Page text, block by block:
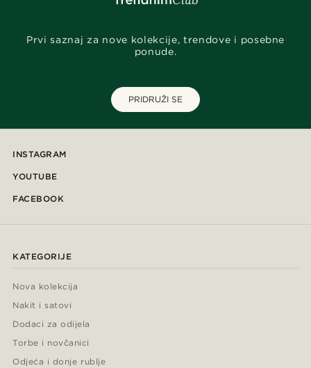
Prvi saznaj za nove kolekcije, trendove i posebne
ponude.
PRIDRUŽI SE
INSTAGRAM
YOUTUBE
FACEBOOK
KATEGORIJE
Nova kolekcija
Nakit i satovi
Dodaci za odijela
Torbe i novčanici
Odjeća i donje rublje